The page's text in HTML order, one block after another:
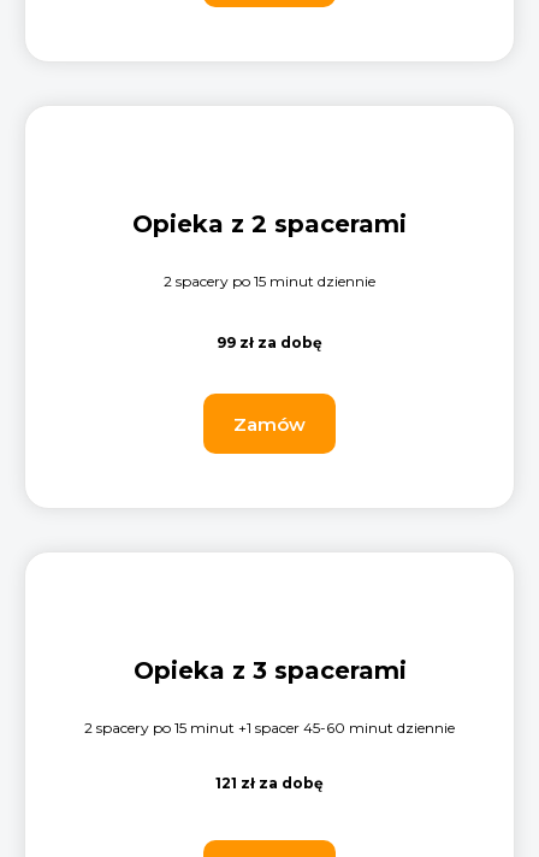
Opieka z 2 spacerami
2 spacery po 15 minut dziennie
99 zł za dobę
Zamów
Opieka z 3 spacerami
2 spacery po 15 minut +1 spacer 45-60 minut dziennie
121 zł za dobę